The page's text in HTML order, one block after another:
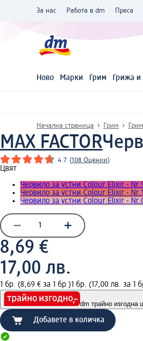
За нас Работа в dm Преса
Ново Марки Грим Грижа
Начална страница Грим
MAX FACTOR
4.7 (108 Оценки)
Цвят
Червило за устни Colour Elixir -
Червило за устни Colour Elixir -
Червило за устни Colour Elixir -
8,69 €
17,00 лв.
1 бр. (8,69 € за 1 бр.)1 бр. (17,00 лв. за 1
dm трайно изгодна
Добавете в количка